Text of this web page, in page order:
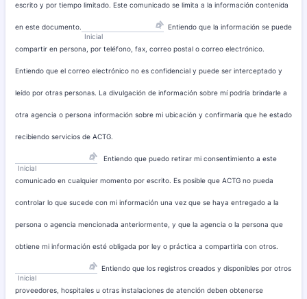
escrito y por tiempo limitado. Este comunicado se limita a la información contenida
en este documento.
Inicial
Entiendo que la información se puede
compartir en persona, por teléfono, fax, correo postal o correo electrónico.
Entiendo que el correo electrónico no es confidencial y puede ser interceptado y
leído por otras personas. La divulgación de información sobre mí podría brindarle a
otra agencia o persona información sobre mi ubicación y confirmaría que he estado
recibiendo servicios de ACTG.
Inicial
Entiendo que puedo retirar mi consentimiento a este
comunicado en cualquier momento por escrito. Es posible que ACTG no pueda
controlar lo que sucede con mi información una vez que se haya entregado a la
persona o agencia mencionada anteriormente, y que la agencia o la persona que
obtiene mi información esté obligada por ley o práctica a compartirla con otros.
Inicial
Entiendo que los registros creados y disponibles por otros
proveedores, hospitales u otras instalaciones de atención deben obtenerse